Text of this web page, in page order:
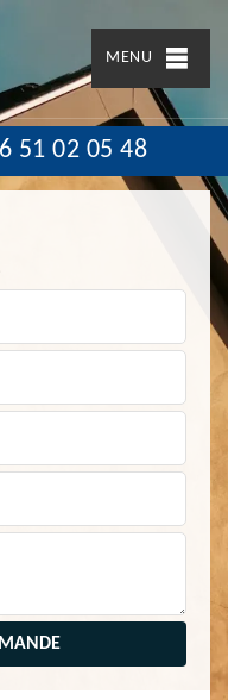
MENU
51 02 05 48